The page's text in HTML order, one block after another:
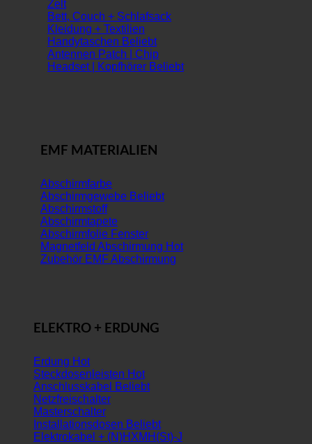
Zelt
Bett, Couch + Schlafsack
Kleidung + Textilien
Handytaschen
Antennen Patch | Chip
Headset | Kopfhörer
EMF MATERIALIEN
Abschirmfarbe
Abschirmgewebe
Abschirmstoff
Abschirmtapete
Abschirmfolie Fenster
Magnetfeld Abschirmung
Zubehör EMF Abschirmung
ELEKTRO + ERDUNG
Erdung
Steckdosenleisten
Anschlusskabel
Netzfreischalter
Masterschalter
Installationsdosen
Elektrokabel + (N)HXMH(St)-J